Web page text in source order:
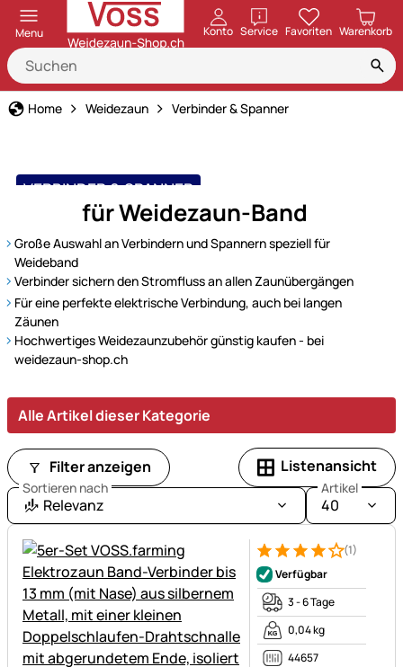
Menu Konto ServiceöffnenFavoriten Warenkorb
Home Weidezaun Verbinder & Spanner
VERBINDER & SPANNER
für Band, Seil, Litze und Draht
für Weidezaun-Band
Große Auswahl an Verbindern und Spannern speziell für
Weideband
Verbinder sichern den Stromfluss an allen Zaunübergängen
Für eine perfekte elektrische Verbindung, auch bei langen
Zäunen
Hochwertiges Weidezaunzubehör günstig kaufen - bei
weidezaun-shop.ch
Alle Artikel dieser Kategorie
Filter anzeigen Listenansicht
Sortieren nach
Relevanz
Artikel
40
Bewertung: 4 von 5 (1
1 Bewertung
(1)
Verfügbar
3 - 6 Tage
0,04 kg
44657